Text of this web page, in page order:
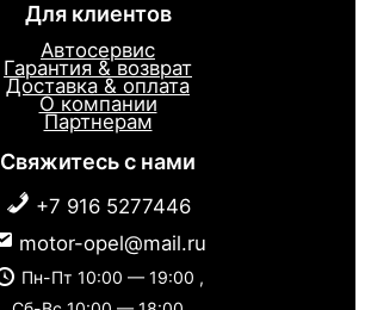
Для клиентов
Автосервис
Гарантия & возврат
Доставка & оплата
О компании
Партнерам
Свяжитесь с нами
+7 916 5277446
motor-opel@mail.ru
Пн-Пт 10:00 — 19:00 ,